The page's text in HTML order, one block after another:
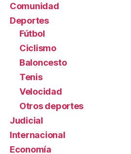
Comunidad
Deportes
Fútbol
Ciclismo
Baloncesto
Tenis
Velocidad
Otros deportes
Judicial
Internacional
Economía